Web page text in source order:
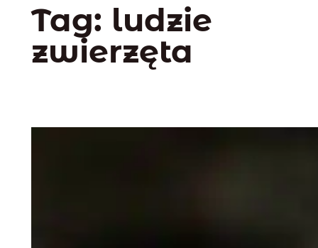
Tag: ludzie
zwierzęta